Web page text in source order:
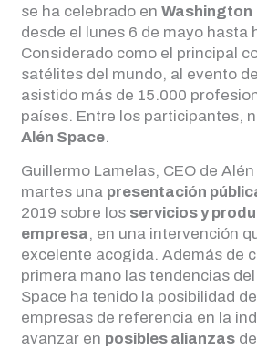
se ha celebrado enWashington
desde el lunes 6 de mayo hasta
Considerado como el principal
satélites del mundo, al evento
asistido más de 15.000
países. Entre los participantes,
Alén Space.
Guillermo Lamelas, CEO de
martes una presentación
2019 sobre los servicios y
empresa, en una intervención
excelente acogida. Además de
primera mano las tendencias
Space ha tenido la posibilidad
empresas de referencia en la
avanzar en posibles alianzas